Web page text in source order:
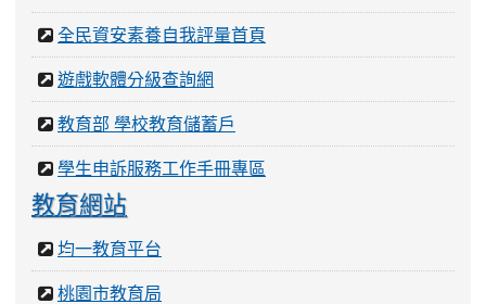
全民資安素養自我評量首頁
遊戲軟體分級查詢網
教育部 學校教育儲蓄戶
學生申訴服務工作手冊專區
教育網站
均一教育平台
桃園市教育局